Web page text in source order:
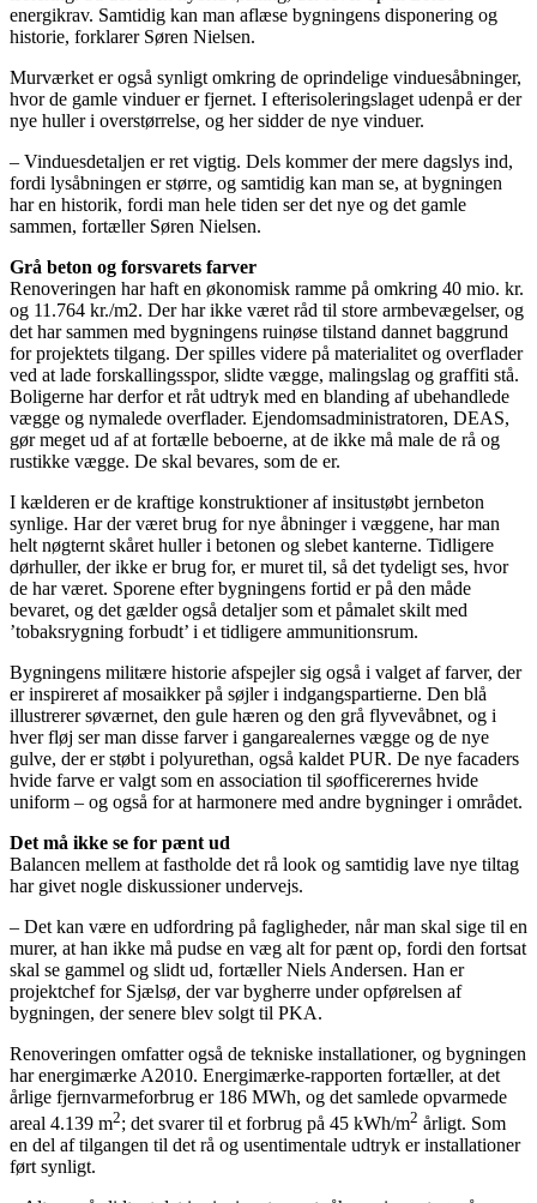
energikrav. Samtidig kan man aflæse bygningens disponering og
historie, forklarer Søren Nielsen.
Murværket er også synligt omkring de oprindelige vinduesåbninger,
hvor de gamle vinduer er fjernet. I efterisoleringslaget udenpå er der
nye huller i overstørrelse, og her sidder de nye vinduer.
– Vinduesdetaljen er ret vigtig. Dels kommer der mere dagslys ind,
fordi lysåbningen er større, og samtidig kan man se, at bygningen
har en historik, fordi man hele tiden ser det nye og det gamle
sammen, fortæller Søren Nielsen.
Grå beton og forsvarets farver
Renoveringen har haft en økonomisk ramme på omkring 40 mio. kr.
og 11.764 kr./m2. Der har ikke været råd til store armbevægelser, og
det har sammen med bygningens ruinøse tilstand dannet baggrund
for projektets tilgang. Der spilles videre på materialitet og overflader
ved at lade forskallingsspor, slidte vægge, malingslag og graffiti stå.
Boligerne har derfor et råt udtryk med en blanding af ubehandlede
vægge og nymalede overflader. Ejendomsadministratoren, DEAS,
gør meget ud af at fortælle beboerne, at de ikke må male de rå og
rustikke vægge. De skal bevares, som de er.
I kælderen er de kraftige konstruktioner af insitustøbt jernbeton
synlige. Har der været brug for nye åbninger i væggene, har man
helt nøgternt skåret huller i betonen og slebet kanterne. Tidligere
dørhuller, der ikke er brug for, er muret til, så det tydeligt ses, hvor
de har været. Sporene efter bygningens fortid er på den måde
bevaret, og det gælder også detaljer som et påmalet skilt med
’tobaksrygning forbudt’ i et tidligere ammunitionsrum.
Bygningens militære historie afspejler sig også i valget af farver, der
er inspireret af mosaikker på søjler i indgangspartierne. Den blå
illustrerer søværnet, den gule hæren og den grå flyvevåbnet, og i
hver fløj ser man disse farver i gangarealernes vægge og de nye
gulve, der er støbt i polyurethan, også kaldet PUR. De nye facaders
hvide farve er valgt som en association til søofficerernes hvide
uniform – og også for at harmonere med andre bygninger i området.
Det må ikke se for pænt ud
Balancen mellem at fastholde det rå look og samtidig lave nye tiltag
har givet nogle diskussioner undervejs.
– Det kan være en udfordring på fagligheder, når man skal sige til en
murer, at han ikke må pudse en væg alt for pænt op, fordi den fortsat
skal se gammel og slidt ud, fortæller Niels Andersen. Han er
projektchef for Sjælsø, der var bygherre under opførelsen af
bygningen, der senere blev solgt til PKA.
Renoveringen omfatter også de tekniske installationer, og bygningen
har energimærke A2010. Energimærke-rapporten fortæller, at det
årlige fjernvarmeforbrug er 186 MWh, og det samlede opvarmede
areal 4.139 m2; det svarer til et forbrug på 45 kWh/m2 årligt. Som
en del af tilgangen til det rå og usentimentale udtryk er installationer
ført synligt.